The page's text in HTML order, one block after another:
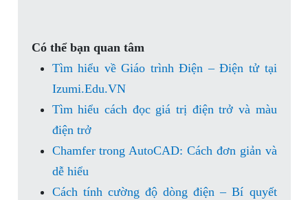
Có thể bạn quan tâm
Tìm hiểu về Giáo trình Điện – Điện tử tại
Izumi.Edu.VN
Tìm hiểu cách đọc giá trị điện trở và màu
điện trở
Chamfer trong AutoCAD: Cách đơn giản và
dễ hiểu
Cách tính cường độ dòng điện – Bí quyết